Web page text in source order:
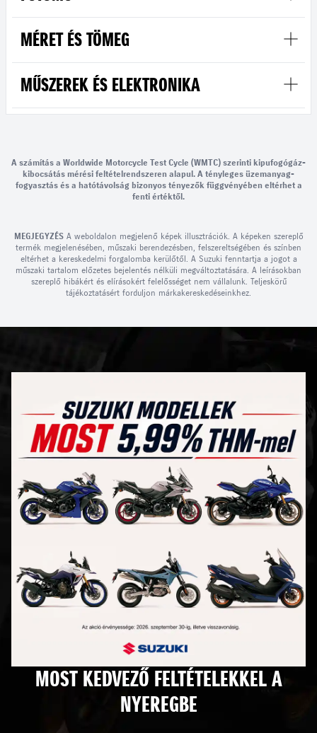
MÉRET ÉS TÖMEG
MŰSZEREK ÉS ELEKTRONIKA
A számítás a Worldwide Motorcycle Test Cycle (WMTC) szerinti kipufogógáz-
kibocsátás mérési feltételrendszeren alapul. A tényleges üzemanyag-
fogyasztás és a hatótávolság bizonyos tényezők függvényében eltérhet a
fenti értéktől.
MEGJEGYZÉSA weboldalon megjelenő képek illusztrációk. A képeken szereplő
termék megjelenésében, műszaki berendezésben, felszereltségében és színben
eltérhet a kereskedelmi forgalomba kerülőtől. A Suzuki fenntartja a jogot a
műszaki tartalom előzetes bejelentés nélküli megváltoztatására. A leírásokban
szereplő hibákért és elírásokért felelősséget nem vállalunk. Teljeskörű
tájékoztatásért forduljon márkakereskedéseinkhez.
MOST KEDVEZŐ FELTÉTELEKKEL A
NYEREGBE